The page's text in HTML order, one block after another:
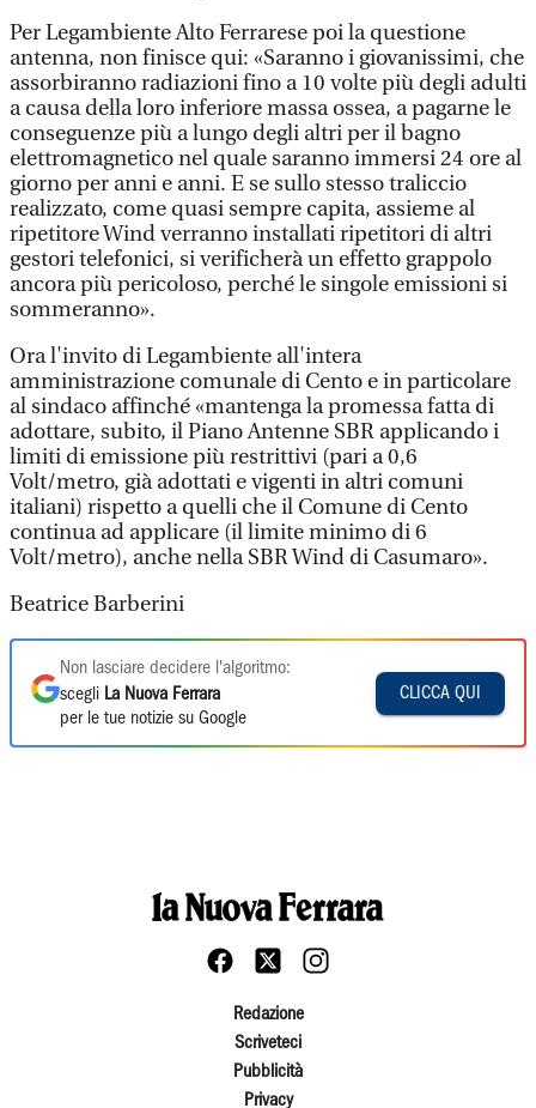
Per Legambiente Alto Ferrarese poi la questione
antenna, non finisce qui: «Saranno i giovanissimi, che
assorbiranno radiazioni fino a 10 volte più degli adulti
a causa della loro inferiore massa ossea, a pagarne le
conseguenze più a lungo degli altri per il bagno
elettromagnetico nel quale saranno immersi 24 ore al
giorno per anni e anni. E se sullo stesso traliccio
realizzato, come quasi sempre capita, assieme al
ripetitore Wind verranno installati ripetitori di altri
gestori telefonici, si verificherà un effetto grappolo
ancora più pericoloso, perché le singole emissioni si
sommeranno».
Ora l'invito di Legambiente all'intera
amministrazione comunale di Cento e in particolare
al sindaco affinché «mantenga la promessa fatta di
adottare, subito, il Piano Antenne SBR applicando i
limiti di emissione più restrittivi (pari a 0,6
Volt/metro, già adottati e vigenti in altri comuni
italiani) rispetto a quelli che il Comune di Cento
continua ad applicare (il limite minimo di 6
Volt/metro), anche nella SBR Wind di Casumaro».
Beatrice Barberini
Non lasciare decidere l'algoritmo:
scegli La Nuova Ferrara
per le tue notizie su Google
CLICCA QUI
Redazione
Scriveteci
Pubblicità
Privacy